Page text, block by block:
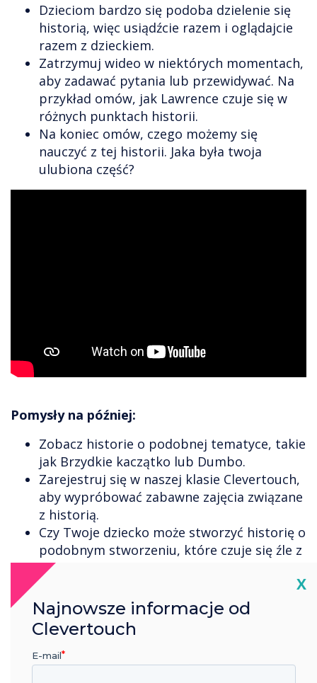
Dzieciom bardzo się podoba dzielenie się
historią, więc usiądźcie razem i oglądajcie
razem z dzieckiem.
Zatrzymuj wideo w niektórych momentach,
aby zadawać pytania lub przewidywać. Na
przykład omów, jak Lawrence czuje się w
różnych punktach historii.
Na koniec omów, czego możemy się
nauczyć z tej historii. Jaka była twoja
ulubiona część?
Pomysły na później:
Zobacz historie o podobnej tematyce, takie
jak Brzydkie kaczątko lub Dumbo.
Zarejestruj się w naszej klasie Clevertouch,
aby wypróbować zabawne zajęcia związane
z historią.
Czy Twoje dziecko może stworzyć historię o
podobnym stworzeniu, które czuje się źle z
powodu różnic?
X
Najnowsze informacje od
Clevertouch
E-mail